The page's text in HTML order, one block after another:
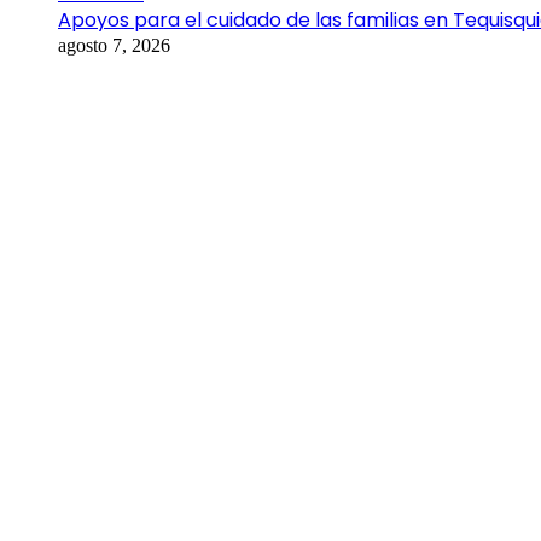
Apoyos para el cuidado de las familias en
agosto 7, 2026